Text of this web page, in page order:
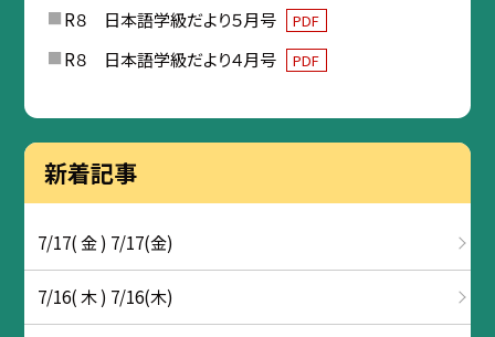
R８ 日本語学級だより５月号
PDF
R８ 日本語学級だより４月号 PDF
新着記事
7/17( 金 ) 7/17(金)
7/16( 木 ) 7/16(木)